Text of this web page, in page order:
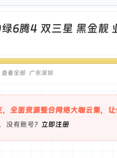
6腾4 双三星 黑金靓
查看全部 广东深圳
全面资源整合网络大咖云集，让
没有账号？ 立即注册